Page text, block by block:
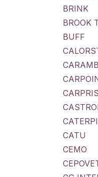
BRINK
BROOK
BUFF
CATU
CEMO